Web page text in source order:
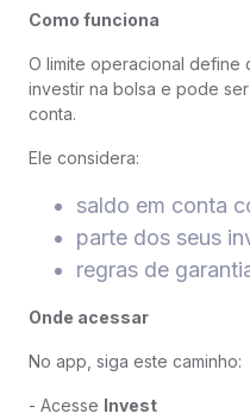
Como funciona
O limite operacional define
investir na bolsa e pode
conta.
Ele considera:
saldo em conta
parte dos seus
regras de
Onde acessar
No app, siga este caminho:
- Acesse Invest